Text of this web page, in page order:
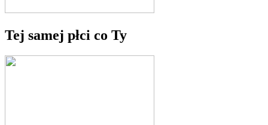
Tej samej płci co Ty